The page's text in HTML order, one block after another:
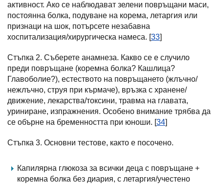
активност. Ако се наблюдават зелени повръщани маси,
постоянна болка, подуване на корема, летаргия или
признаци на шок, потърсете незабавна
хоспитализация/хирургическа намеса. [33]
Стъпка 2. Съберете анамнеза. Какво се е случило
преди повръщане (коремна болка? Кашлица?
Главоболие?), естеството на повръщането (жлъчно/
нежлъчно, струя при кърмаче), връзка с хранене/
движение, лекарства/токсини, травма на главата,
уриниране, изпражнения. Особено внимание трябва да
се обърне на бременността при юноши. [34]
Стъпка 3. Основни тестове, както е посочено.
Капилярна глюкоза за всички деца с повръщане +
коремна болка без диария, с летаргия/учестено